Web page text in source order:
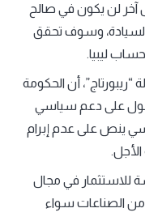
آخر لن يكون في صالح
السيادة، وسوف تحقق
ليبيا.
أن الحكومة
على دعم سياسي
ينص على عدم إبرام
للاستثمار في مجال
الصناعات سواء